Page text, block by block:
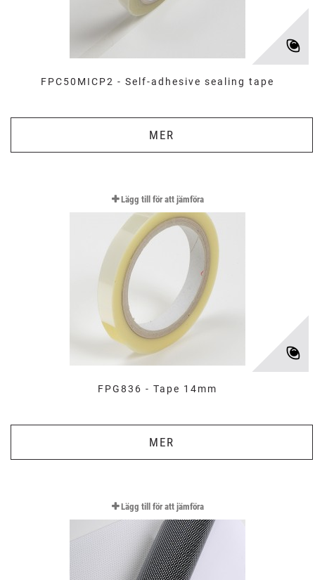
FPC50MICP2 - Self-adhesive sealing tape
MER
FPG836 - Tape 14mm
MER
Lägg till för att jämföra
Lägg till för att jämföra